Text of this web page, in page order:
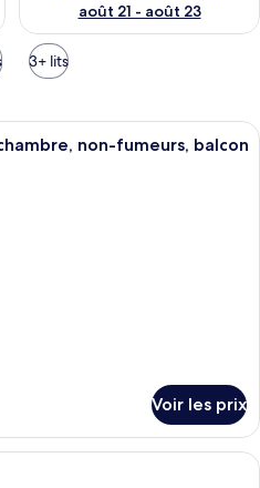
août 21 - août 23
3+ lits
Une chambre d’hôtel avec un
non-fumeurs, balcon
Voir les prix
Une chambre d’hôtel avec un lit,